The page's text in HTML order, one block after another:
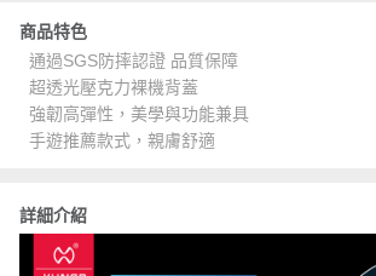
商品特色
通過SGS防摔認證 品質保障
超透光壓克力裸機背蓋
強韌高彈性，美學與功能兼具
手遊推薦款式，親膚舒適
詳細介紹